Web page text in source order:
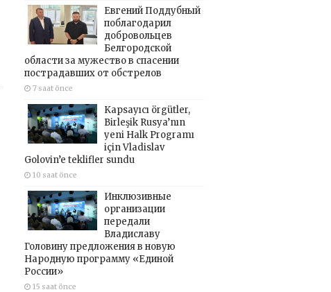
Евгений Поддубный
поблагодарил
добровольцев
Белгородской
области за мужество в спасении
пострадавших от обстрелов
7 saat önce
Kapsayıcı örgütler,
Birleşik Rusya’nın
yeni Halk Programı
için Vladislav
Golovin’e teklifler sundu
10 saat önce
Инклюзивные
организации
передали
Владиславу
Головину предложения в новую
Народную программу «Единой
России»
15 saat önce